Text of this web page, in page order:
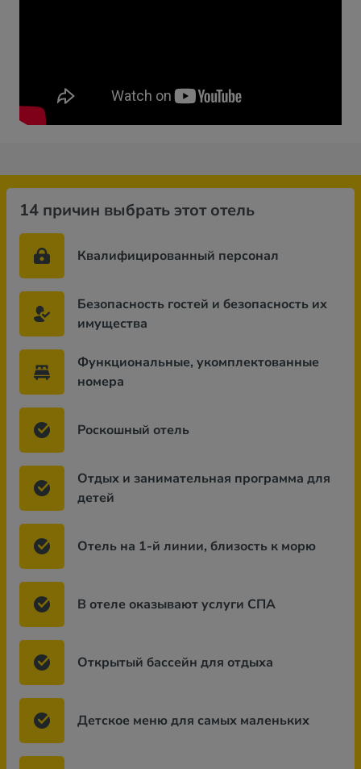
14 причин выбрать этот отель
Квалифицированный персонал
Безопасность гостей и безопасность их
имущества
Функциональные, укомплектованные
номера
Роскошный отель
Отдых и занимательная программа для
детей
Отель на 1-й линии, близость к морю
В отеле оказывают услуги СПА
Открытый бассейн для отдыха
Детское меню для самых маленьких